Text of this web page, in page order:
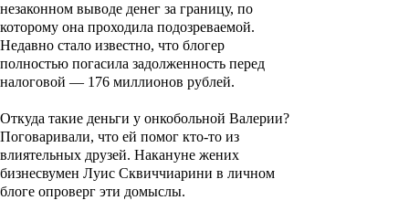
незаконном выводе денег за границу, по
которому она проходила подозреваемой.
Недавно стало известно, что блогер
полностью погасила задолженность перед
налоговой — 176 миллионов рублей.
Откуда такие деньги у онкобольной Валерии?
Поговаривали, что ей помог кто-то из
влиятельных друзей. Накануне жених
бизнесвумен Луис Сквиччиарини в личном
блоге опроверг эти домыслы.